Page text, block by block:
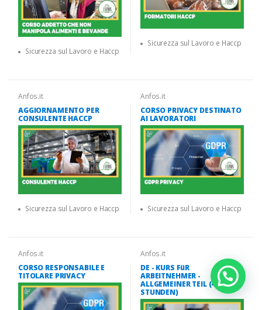
Sicurezza sul Lavoro e Haccp
Sicurezza sul Lavoro e Haccp
Anfos.it
AGGIORNAMENTO PER
CONSULENTE HACCP
Sicurezza sul Lavoro e Haccp
Anfos.it
CORSO PRIVACY DESTINATO
AI LAVORATORI
Sicurezza sul Lavoro e Haccp
Anfos.it
CORSO RESPONSABILE E
TITOLARE PRIVACY
Anfos.it
DE - KURS FüR
ARBEITNEHMER -
ALLGEMEINER TEIL (4
STUNDEN)